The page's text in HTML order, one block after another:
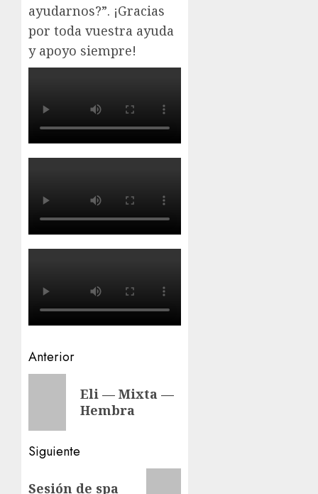
ayudarnos?”. ¡Gracias
por toda vuestra ayuda
y apoyo siempre!
Navegación
de
entradas
Anterior
Eli — Mixta —
Hembra
Siguiente
Sesión de spa